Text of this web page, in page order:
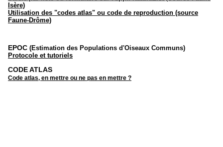
Isère)
Utilisation des "codes atlas" ou code de reproduction (source
Faune-Drôme)
EPOC (Estimation des Populations d'Oiseaux Communs)
Protocole et tutoriels
CODE ATLAS
Code atlas, en mettre ou ne pas en mettre ?